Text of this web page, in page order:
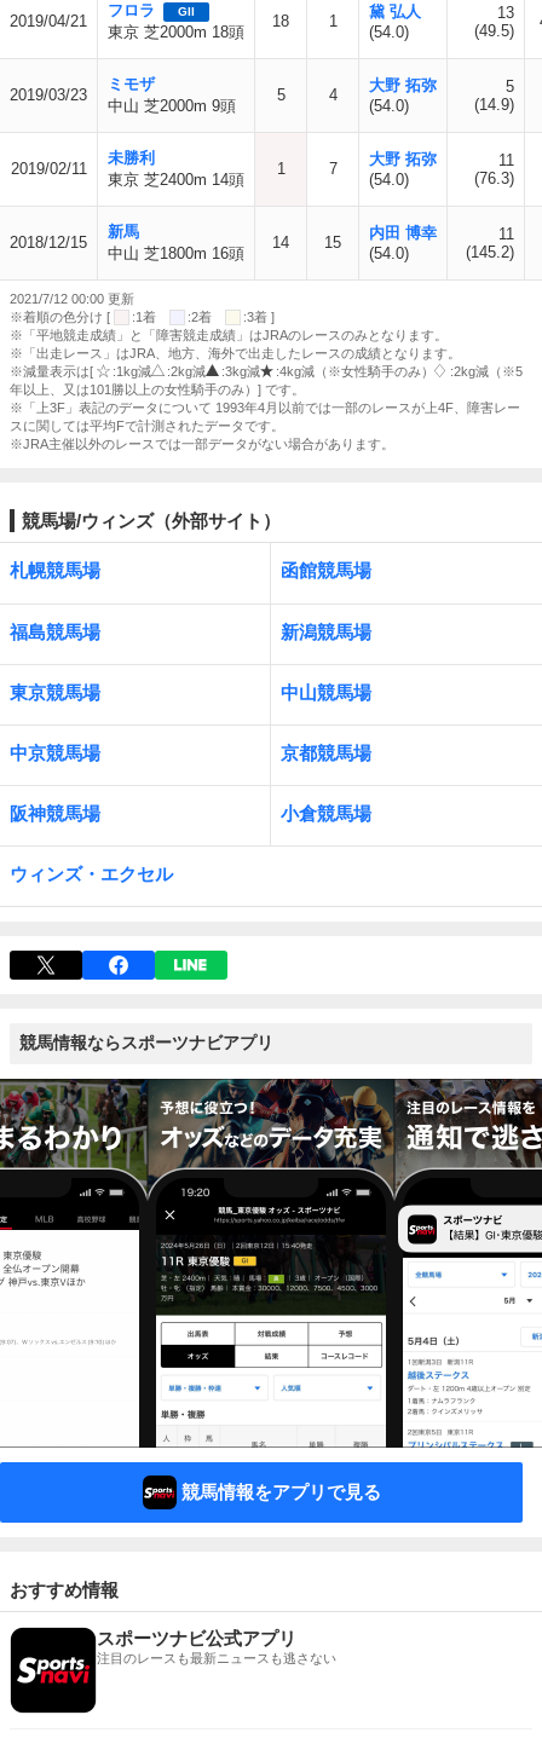
2019/04/21
フロラ GII
東京 芝2000m 18頭
18 1
黛 弘人
(54.0)
13
(49.5)
2019/03/23
ミモザ
中山 芝2000m 9頭
5 4
大野 拓弥
(54.0)
5
(14.9)
2019/02/11
未勝利
東京 芝2400m 14頭
1 7
大野 拓弥
(54.0)
11
(76.3)
2018/12/15
新馬
中山 芝1800m 16頭
14 15
内田 博幸
(54.0)
11
(145.2)
2021/7/12 00:00 更新
※着順の色分け [
:1着 :2着
:3着 ]
※「平地競走成績」と「障害競走成績」はJRAのレースのみとなります。
※「出走レース」はJRA、地方、海外で出走したレースの成績となります。
※減量表示は[
:1kg減 :2kg減 :3kg減 :4kg減（※女性騎手のみ）
:2kg減（※5
年以上、又は101勝以上の女性騎手のみ）] です。
※「上3F」表記のデータについて 1993年4月以前では一部のレースが上4F、障害レー
スに関しては平均Fで計測されたデータです。
※JRA主催以外のレースでは一部データがない場合があります。
競馬場/ウィンズ（外部サイト）
札幌競馬場 函館競馬場
福島競馬場 新潟競馬場
東京競馬場 中山競馬場
中京競馬場 京都競馬場
阪神競馬場 小倉競馬場
ウィンズ・エクセル
競馬情報ならスポーツナビアプリ
競馬情報をアプリで見る
おすすめ情報
スポーツナビ公式アプリ
注目のレースも最新ニュースも逃さない